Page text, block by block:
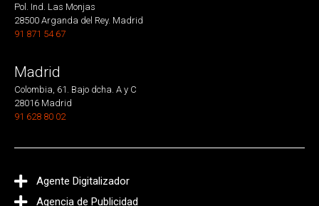
Pol. Ind. Las Monjas
28500 Arganda del Rey. Madrid
91 871 54 67
Madrid
Colombia, 61. Bajo dcha. A y C
28016 Madrid
91 628 80 02
Agente Digitalizador
Agencia de Publicidad